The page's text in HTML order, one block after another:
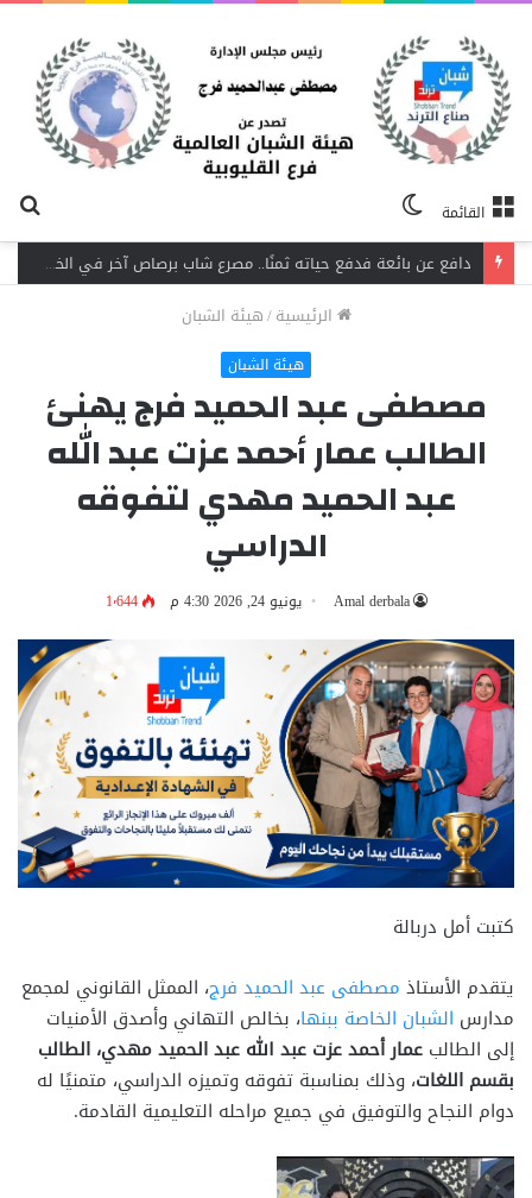
القائمة
المظلم
دافع عن بائعة فدفع حياته ثمنًا.. مصرع شاب برصاص آخر في الخصوص
الرئيسية/هيئة الشبان
هيئة الشبان
مصطفى عبد الحميد فرج يهنئ
الطالب عمار أحمد عزت عبد الله
عبد الحميد مهدي لتفوقه
الدراسي
Amal derbala يونيو 24, 2026 4:30 م 1٬644
كتبت أمل دربالة
يتقدم الأستاذ مصطفى عبد الحميد فرج، الممثل القانوني لمجمع
مدارس الشبان الخاصة ببنها، بخالص التهاني وأصدق الأمنيات
إلى الطالب عمار أحمد عزت عبد الله عبد الحميد مهدي، الطالب
بقسم اللغات، وذلك بمناسبة تفوقه وتميزه الدراسي، متمنيًا له
دوام النجاح والتوفيق في جميع مراحله التعليمية القادمة.